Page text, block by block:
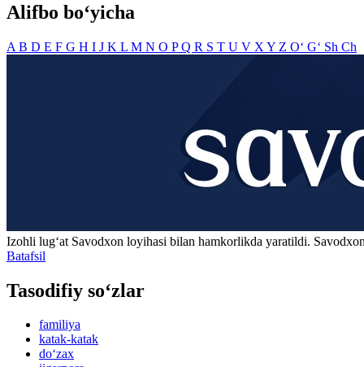
Alifbo bo‘yicha
A B D E F G H I J K L M N O PQ R S T U V X Y Z O‘ G‘ Sh Ch
Izohli lugʻat Savodxon loyihasi bilan hamkorlikda yaratildi.
Batafsil
Tasodifiy so‘zlar
familiya
katak-katak
do‘zax